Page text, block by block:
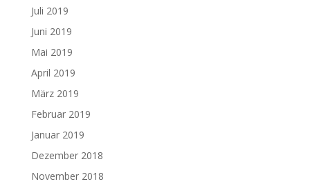
Juli 2019
Juni 2019
Mai 2019
April 2019
März 2019
Februar 2019
Januar 2019
Dezember 2018
November 2018